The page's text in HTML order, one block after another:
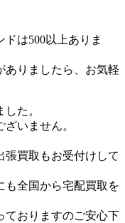
は500以上ありま
ありましたら、お気軽
た。
いません。
張買取もお受付けして
も全国から宅配買取を
ておりますのご安心下